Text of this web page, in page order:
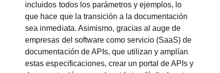
incluidos todos los parámetros y ejemplos, lo
que hace que la transición a la documentación
sea inmediata. Asimismo, gracias al auge de
empresas del software como servicio (SaaS) de
documentación de APIs, que utilizan y amplían
estas especificaciones, crear un portal de APIs y